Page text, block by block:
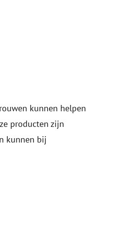
kunnen helpen
producten zijn
kunnen bij